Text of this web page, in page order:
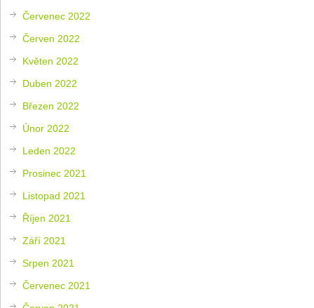
Červenec 2022
Červen 2022
Květen 2022
Duben 2022
Březen 2022
Únor 2022
Leden 2022
Prosinec 2021
Listopad 2021
Říjen 2021
Září 2021
Srpen 2021
Červenec 2021